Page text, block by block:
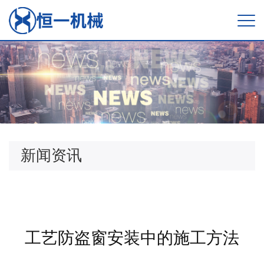
新闻资讯
工艺防盗窗安装中的施工方法